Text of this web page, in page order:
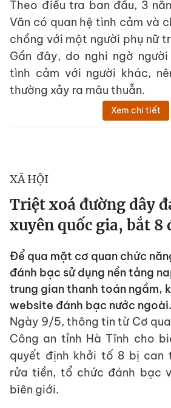
Theo điều tra ban đầu, 3
Văn có quan hệ tình cảm và
chồng với một người phụ nữ
Gần đây, do nghi ngờ
tình cảm với người khác,
thường xảy ra mâu thuẫn.
Xem chi tiết
XÃ HỘI
Triệt xoá đường dây
xuyên quốc gia, bắt 8
Để qua mặt cơ quan chức
đánh bạc sử dụng nền tảng
trung gian thanh toán ngầm,
website đánh bạc nước ngoài.
Ngày 9/5, thông tin từ Cơ
Công an tỉnh Hà Tĩnh cho
quyết định khởi tố 8 bị can
rửa tiền, tổ chức đánh bạc
biên giới.